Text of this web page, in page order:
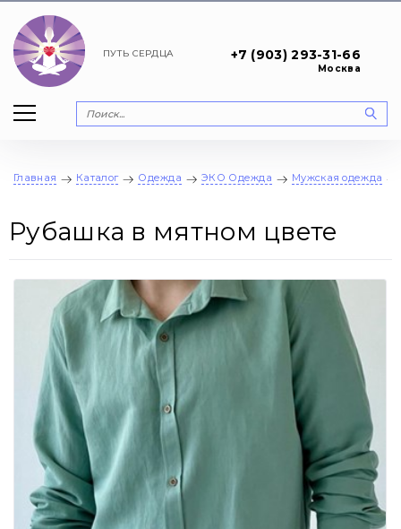
ПУТЬ СЕРДЦА +7 (903) 293-31-66
Москва
Главная Каталог Одежда ЭКО Одежда Мужская одежда
Рубашка в мятном цвете